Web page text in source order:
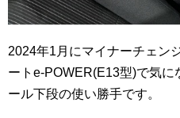
2024年1月にマイナーチェン
ートe-POWER(E13型)で気に
ール下段の使い勝手です。